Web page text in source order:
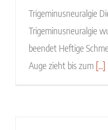
Trigeminusneuralgie
Trigeminusneuralgie
beendet Heftige
Auge zieht bis zum [...]